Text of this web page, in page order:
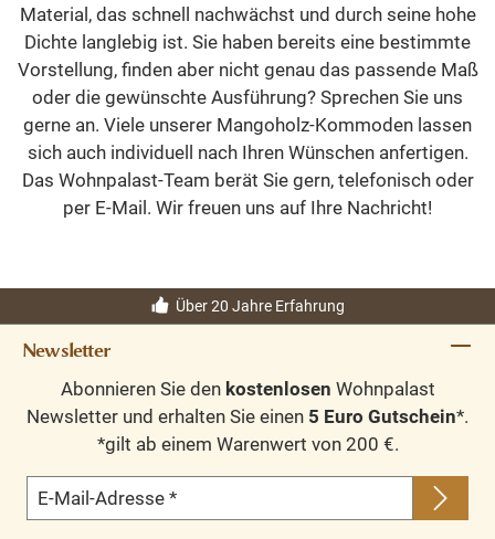
Material, das schnell nachwächst und durch seine hohe
Dichte langlebig ist. Sie haben bereits eine bestimmte
Vorstellung, finden aber nicht genau das passende Maß
oder die gewünschte Ausführung? Sprechen Sie uns
gerne an. Viele unserer Mangoholz-Kommoden lassen
sich auch individuell nach Ihren Wünschen anfertigen.
Das Wohnpalast-Team berät Sie gern, telefonisch oder
per E-Mail. Wir freuen uns auf Ihre Nachricht!
Über 20 Jahre Erfahrung
Newsletter
Abonnieren Sie den kostenlosen Wohnpalast
Newsletter und erhalten Sie einen 5 Euro Gutschein*.
*gilt ab einem Warenwert von 200 €.
E-Mail-Adresse *